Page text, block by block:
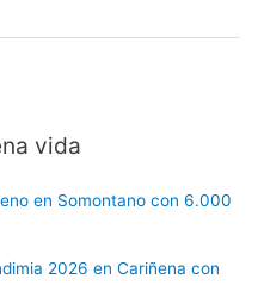
vida
en Somontano con 6.000
2026 en Cariñena con